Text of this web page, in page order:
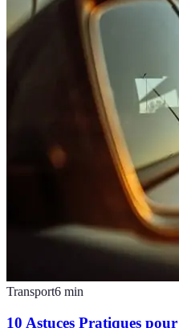
Transport6 min
10 Astuces Pratiques